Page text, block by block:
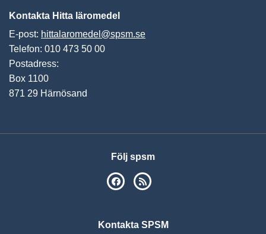
Kontakta Hitta läromedel
E-post: hittalaromedel@spsm.se
Telefon: 010 473 50 00
Postadress:
Box 1100
871 29 Härnösand
Följ spsm
SPSM på Facebook
Kontakta SPSM